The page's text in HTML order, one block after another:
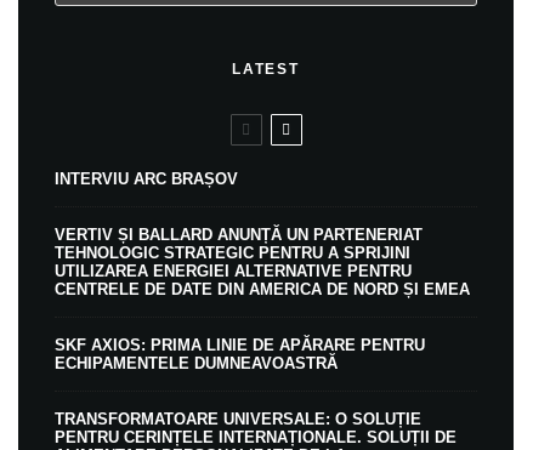
LATEST
INTERVIU ARC BRAȘOV
VERTIV ȘI BALLARD ANUNȚĂ UN PARTENERIAT
TEHNOLOGIC STRATEGIC PENTRU A SPRIJINI
UTILIZAREA ENERGIEI ALTERNATIVE PENTRU
CENTRELE DE DATE DIN AMERICA DE NORD ȘI EMEA
SKF AXIOS: PRIMA LINIE DE APĂRARE PENTRU
ECHIPAMENTELE DUMNEAVOASTRĂ
TRANSFORMATOARE UNIVERSALE: O SOLUȚIE
PENTRU CERINȚELE INTERNAȚIONALE. SOLUȚII DE